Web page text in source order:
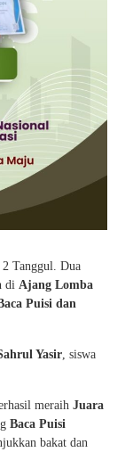
Tanggul. Dua
di Ajang Lomba
Puisi dan
Yasir, siswa
meraih Juara
Baca Puisi
bakat dan